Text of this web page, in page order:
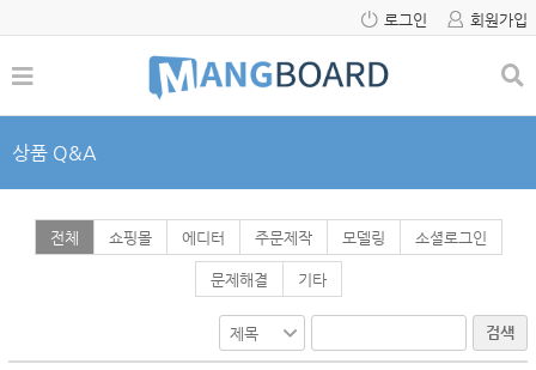
로그인 회원가입
상품 Q&A
전체 쇼핑몰 에디터 주문제작 모델링 소셜로그인
문제해결 기타
검색